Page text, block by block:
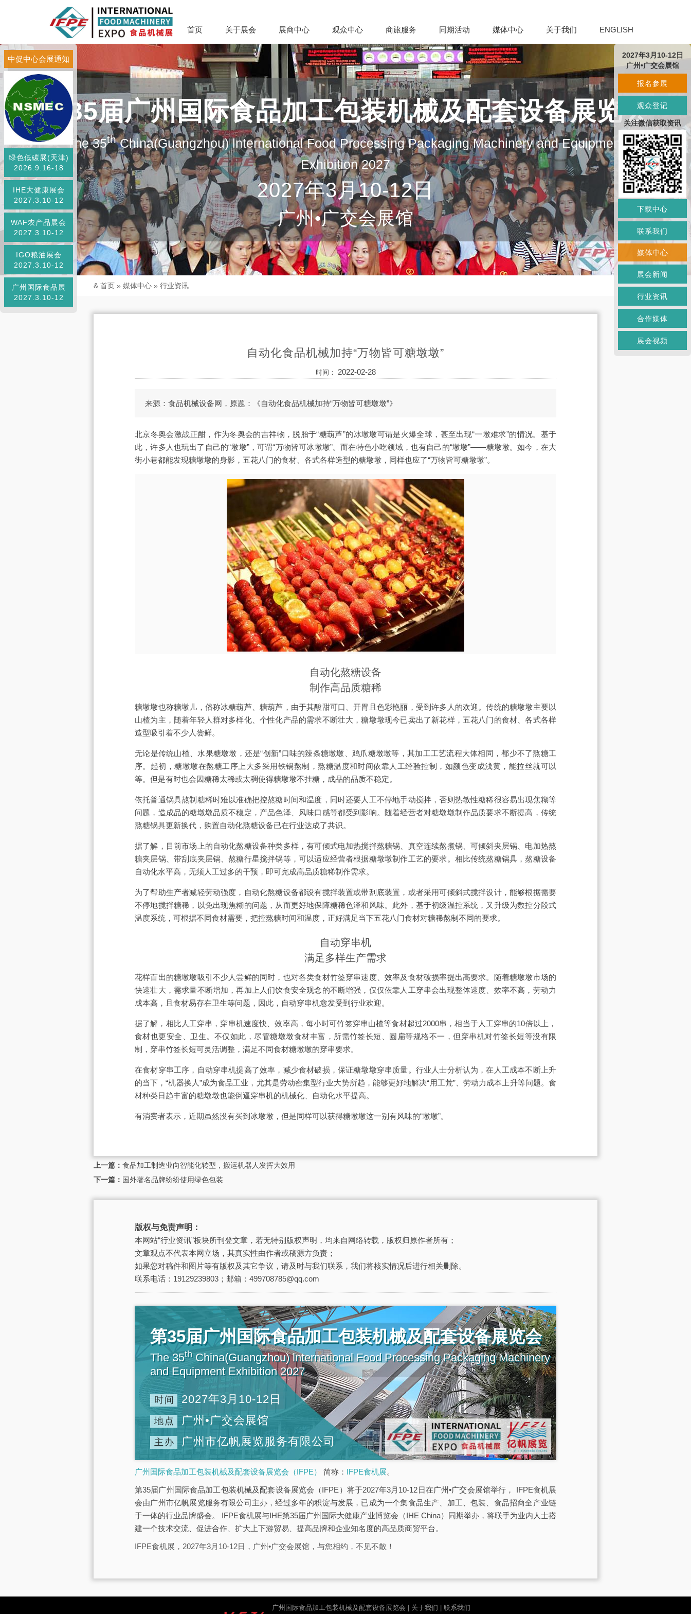
首页 关于展会 展商中心 观众中心 商旅服务 同期活动 媒体中心 关于我们 ENGLISH
第35届广州国际食品加工包装机械及配套设备展览会
The 35thChina(Guangzhou) lnternational Food Processing Packaging Machinery and Equipment
Exhibition 2027
2027年3月10-12日
广州•广交会展馆
中促中心会展通知
绿色低碳展(天津)
2026.9.16-18
IHE大健康展会
2027.3.10-12
WAF农产品展会
2027.3.10-12
IGO粮油展会
2027.3.10-12
广州国际食品展
2027.3.10-12
& 首页 » 媒体中心 » 行业资讯
自动化食品机械加持“万物皆可糖墩墩”
时间： 2022-02-28
来源：食品机械设备网，原题：《自动化食品机械加持“万物皆可糖墩墩”》
北京冬奥会激战正酣，作为冬奥会的吉祥物，脱胎于“糖葫芦”的冰墩墩可谓是火爆全球，甚至出现“一墩难求”的情况。基于
此，许多人也玩出了自己的“墩墩”，可谓“万物皆可冰墩墩”。而在特色小吃领域，也有自己的“墩墩”——糖墩墩。如今，在大
街小巷都能发现糖墩墩的身影，五花八门的食材、各式各样造型的糖墩墩，同样也应了“万物皆可糖墩墩”。
自动化熬糖设备
制作高品质糖稀
糖墩墩也称糖墩儿，俗称冰糖葫芦、糖葫芦，由于其酸甜可口、开胃且色彩艳丽，受到许多人的欢迎。传统的糖墩墩主要以
山楂为主，随着年轻人群对多样化、个性化产品的需求不断壮大，糖墩墩现今已卖出了新花样，五花八门的食材、各式各样
造型吸引着不少人尝鲜。
无论是传统山楂、水果糖墩墩，还是“创新”口味的辣条糖墩墩、鸡爪糖墩墩等，其加工工艺流程大体相同，都少不了熬糖工
序。起初，糖墩墩在熬糖工序上大多采用铁锅熬制，熬糖温度和时间依靠人工经验控制，如颜色变成浅黄，能拉丝就可以
等。但是有时也会因糖稀太稀或太稠使得糖墩墩不挂糖，成品的品质不稳定。
依托普通锅具熬制糖稀时难以准确把控熬糖时间和温度，同时还要人工不停地手动搅拌，否则热敏性糖稀很容易出现焦糊等
问题，造成品的糖墩墩品质不稳定，产品色泽、风味口感等都受到影响。随着经营者对糖墩墩制作品质要求不断提高，传统
熬糖锅具更新换代，购置自动化熬糖设备已在行业达成了共识。
据了解，目前市场上的自动化熬糖设备种类多样，有可倾式电加热搅拌熬糖锅、真空连续熬煮锅、可倾斜夹层锅、电加热熬
糖夹层锅、带刮底夹层锅、熬糖行星搅拌锅等，可以适应经营者根据糖墩墩制作工艺的要求。相比传统熬糖锅具，熬糖设备
自动化水平高，无须人工过多的干预，即可完成高品质糖稀制作需求。
为了帮助生产者减轻劳动强度，自动化熬糖设备都设有搅拌装置或带刮底装置，或者采用可倾斜式搅拌设计，能够根据需要
不停地搅拌糖稀，以免出现焦糊的问题，从而更好地保障糖稀色泽和风味。此外，基于初级温控系统，又升级为数控分段式
温度系统，可根据不同食材需要，把控熬糖时间和温度，正好满足当下五花八门食材对糖稀熬制不同的要求。
自动穿串机
满足多样生产需求
花样百出的糖墩墩吸引不少人尝鲜的同时，也对各类食材竹签穿串速度、效率及食材破损率提出高要求。随着糖墩墩市场的
快速壮大，需求量不断增加，再加上人们饮食安全观念的不断增强，仅仅依靠人工穿串会出现整体速度、效率不高，劳动力
成本高，且食材易存在卫生等问题，因此，自动穿串机愈发受到行业欢迎。
据了解，相比人工穿串，穿串机速度快、效率高，每小时可竹签穿串山楂等食材超过2000串，相当于人工穿串的10倍以上，
食材也更安全、卫生。不仅如此，尽管糖墩墩食材丰富，所需竹签长短、圆扁等规格不一，但穿串机对竹签长短等没有限
制，穿串竹签长短可灵活调整，满足不同食材糖墩墩的穿串要求。
在食材穿串工序，自动穿串机提高了效率，减少食材破损，保证糖墩墩穿串质量。行业人士分析认为，在人工成本不断上升
的当下，“机器换人”成为食品工业，尤其是劳动密集型行业大势所趋，能够更好地解决“用工荒”、劳动力成本上升等问题。食
材种类日趋丰富的糖墩墩也能倒逼穿串机的机械化、自动化水平提高。
有消费者表示，近期虽然没有买到冰墩墩，但是同样可以获得糖墩墩这一别有风味的“墩墩”。
上一篇： 食品加工制造业向智能化转型，搬运机器人发挥大效用
下一篇： 国外著名品牌纷纷使用绿色包装
版权与免责声明：
本网站“行业资讯”板块所刊登文章，若无特别版权声明，均来自网络转载，版权归原作者所有；
文章观点不代表本网立场，其真实性由作者或稿源方负责；
如果您对稿件和图片等有版权及其它争议，请及时与我们联系，我们将核实情况后进行相关删除。
联系电话：19129239803；邮箱：499708785@qq.com
第35届广州国际食品加工包装机械及配套设备展览会
The 35thChina(Guangzhou) lnternational Food Processing Packaging Machinery
and Equipment Exhibition 2027
时间 2027年3月10-12日
地点 广州•广交会展馆
主办 广州市亿帆展览服务有限公司
广州国际食品加工包装机械及配套设备展览会（IFPE） 简称： IFPE食机展。
第35届广州国际食品加工包装机械及配套设备展览会（IFPE）将于2027年3月10-12日在广州•广交会展馆举行， IFPE食机展
会由广州市亿帆展览服务有限公司主办，经过多年的积淀与发展，已成为一个集食品生产、加工、包装、食品招商全产业链
于一体的行业品牌盛会。 IFPE食机展与IHE第35届广州国际大健康产业博览会（IHE China）同期举办，将联手为业内人士搭
建一个技术交流、促进合作、扩大上下游贸易、提高品牌和企业知名度的高品质商贸平台。
IFPE食机展，2027年3月10-12日，广州•广交会展馆，与您相约，不见不散！
广州国际食品加工包装机械及配套设备展览会 | 关于我们 联系我们
2027年3月10-12日
广州•广交会展馆
报名参展
观众登记
关注微信获取资讯
下载中心
联系我们
媒体中心
展会新闻
行业资讯
合作媒体
展会视频